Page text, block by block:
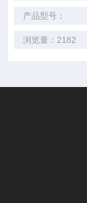
产品型号：
浏览量：2182